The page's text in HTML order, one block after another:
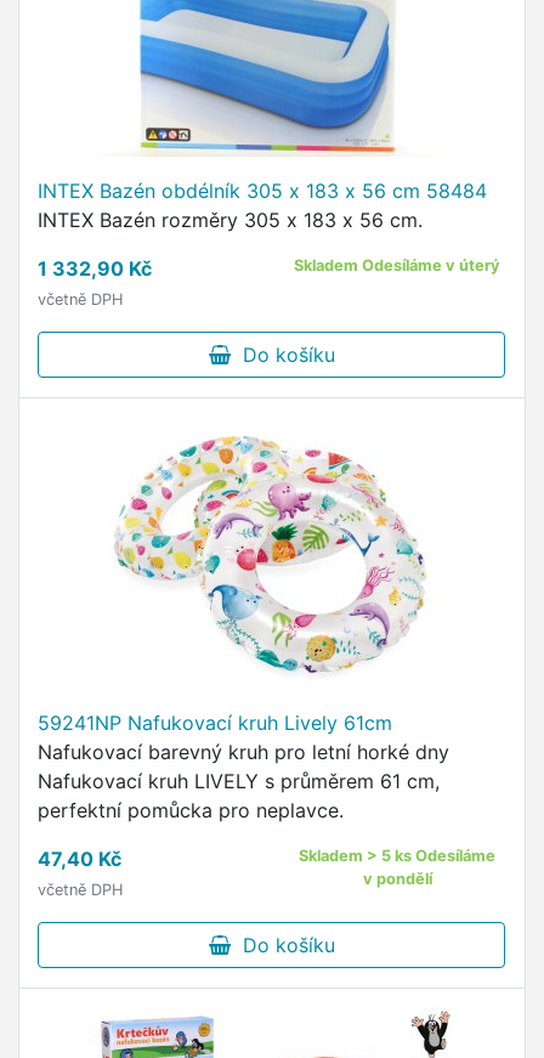
INTEX Bazén obdélník 305 x 183 x 56 cm 58484
INTEX Bazén rozměry 305 x 183 x 56 cm.
1 332,90 Kč
včetně DPH
Skladem Odesíláme v úterý
Do košíku
59241NP Nafukovací kruh Lively 61cm
Nafukovací barevný kruh pro letní horké dny
Nafukovací kruh LIVELY s průměrem 61 cm,
perfektní pomůcka pro neplavce.
47,40 Kč
včetně DPH
Skladem > 5 ks Odesíláme
v pondělí
Do košíku